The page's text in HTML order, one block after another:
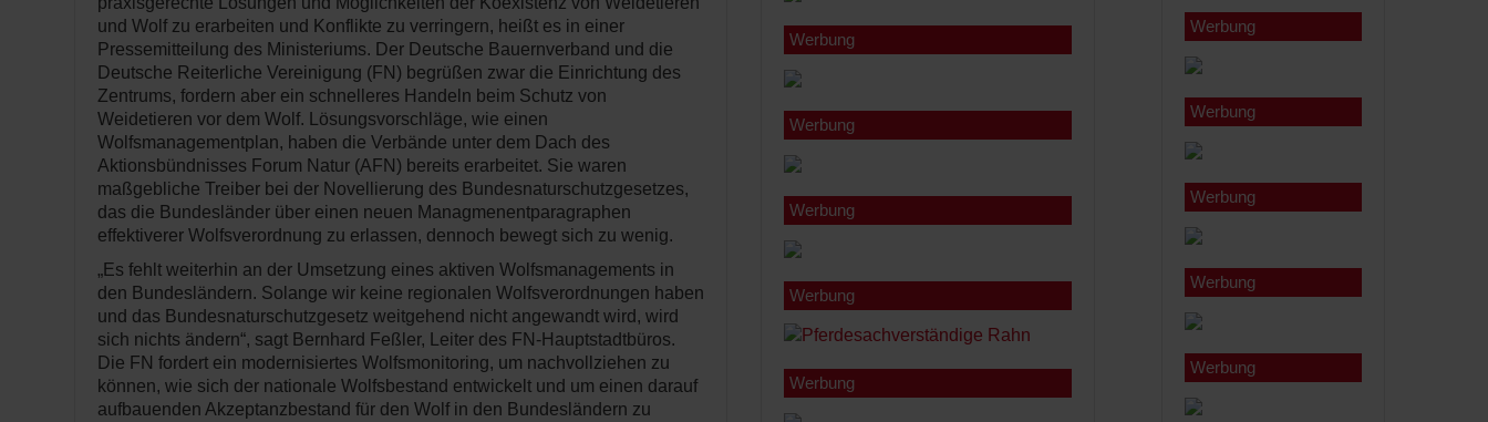
und Wolf zu erarbeiten und Konflikte zu verringern, heißt es in einer
Pressemitteilung des Ministeriums. Der Deutsche Bauernverband und die
Deutsche Reiterliche Vereinigung (FN) begrüßen zwar die Einrichtung des
Zentrums, fordern aber ein schnelleres Handeln beim Schutz von
Weidetieren vor dem Wolf. Lösungsvorschläge, wie einen
Wolfsmanagementplan, haben die Verbände unter dem Dach des
Aktionsbündnisses Forum Natur (AFN) bereits erarbeitet. Sie waren
maßgebliche Treiber bei der Novellierung des Bundesnaturschutzgesetzes,
das die Bundesländer über einen neuen Managmenentparagraphen
effektiverer Wolfsverordnung zu erlassen, dennoch bewegt sich zu wenig.
„Es fehlt weiterhin an der Umsetzung eines aktiven Wolfsmanagements in
den Bundesländern. Solange wir keine regionalen Wolfsverordnungen haben
und das Bundesnaturschutzgesetz weitgehend nicht angewandt wird, wird
sich nichts ändern“, sagt Bernhard Feßler, Leiter des FN-Hauptstadtbüros.
Die FN fordert ein modernisiertes Wolfsmonitoring, um nachvollziehen zu
können, wie sich der nationale Wolfsbestand entwickelt und um einen darauf
aufbauenden Akzeptanzbestand für den Wolf in den Bundesländern zu
Werbung
Werbung
Werbung
Werbung
Werbung
Werbung
Werbung
Werbung
Werbung
Werbung